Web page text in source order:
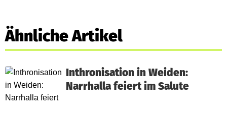
Ähnliche Artikel
Inthronisation in Weiden:
Narrhalla feiert im Salute